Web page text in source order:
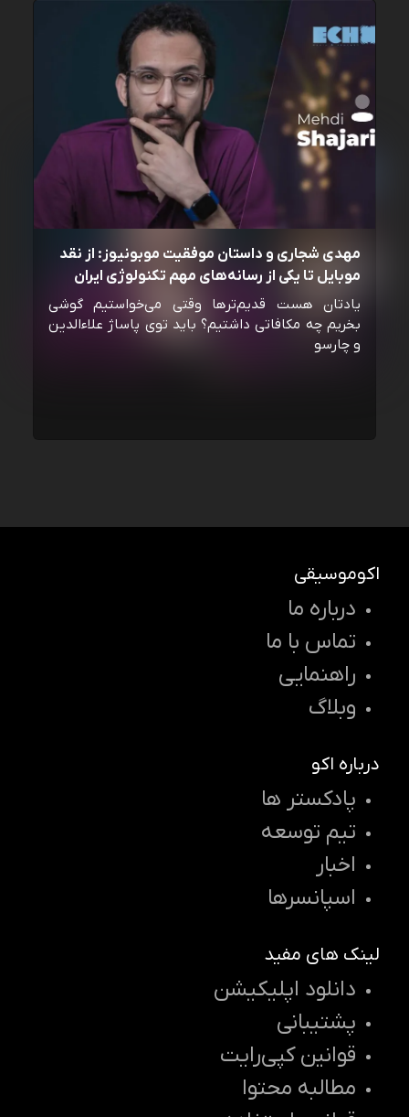
مهدی شجاری و داستان موفقیت موبونیوز: از نقد
موبایل تا یکی از رسانه‌‌های مهم تکنولوژی ایران
یادتان هست قدیم‌ترها وقتی می‌خواستیم گوشی
بخریم چه مکافاتی داشتیم؟ باید توی پاساژ علاءالدین
و چارسو
اکوموسیقی
درباره ما
تماس با ما
راهنمایی
وبلاگ
درباره اکو
پادکستر ها
تیم توسعه
اخبار
اسپانسرها
لینک های مفید
دانلود اپلیکیشن
پشتیبانی
قوانین کپی‌رایت
مطالبه محتوا